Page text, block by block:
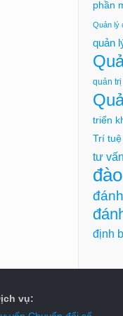
phần
Quản lý
quản
quản
triển
Trí
tư
định
vụ: